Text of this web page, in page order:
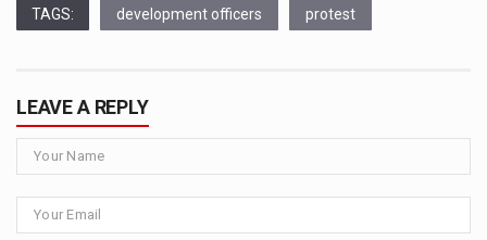
TAGS: development officers protest
LEAVE A REPLY